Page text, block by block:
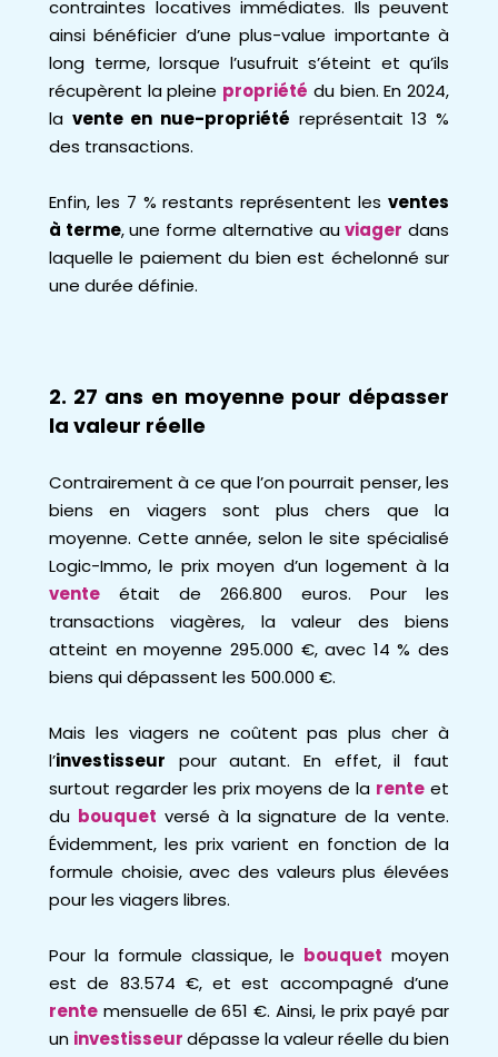
contraintes locatives immédiates. Ils peuvent
ainsi bénéficier d’une plus-value importante à
long terme, lorsque l’usufruit s’éteint et qu’ils
récupèrent la pleine propriété du bien. En 2024,
la vente en nue-propriété représentait 13 %
des transactions.
Enfin, les 7 % restants représentent les ventes
à terme, une forme alternative auviager dans
laquelle le paiement du bien est échelonné sur
une durée définie.
2. 27 ans en moyenne pour dépasser
la valeur réelle
Contrairement à ce que l’on pourrait penser, les
biens en viagers sont plus chers que la
moyenne. Cette année, selon le site spécialisé
Logic-Immo, le prix moyen d’un logement à la
vente
était de 266.800 euros. Pour les
transactions viagères, la valeur des biens
atteint en moyenne 295.000 €, avec 14 % des
biens qui dépassent les 500.000 €.
Mais les viagers ne coûtent pas plus cher à
l’investisseur pour autant. En effet, il faut
surtout regarder les prix moyens de la rente et
du bouquet versé à la signature de la vente.
Évidemment, les prix varient en fonction de la
formule choisie, avec des valeurs plus élevées
pour les viagers libres.
Pour la formule classique, le bouquet moyen
est de 83.574 €, et est accompagné d’une
rente mensuelle de 651 €. Ainsi, le prix payé par
un investisseurdépasse la valeur réelle du bien